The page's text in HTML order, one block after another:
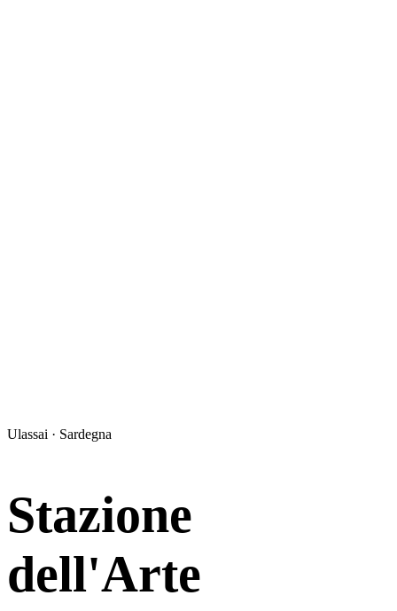
Ulassai · Sardegna
Stazione
dell'Arte